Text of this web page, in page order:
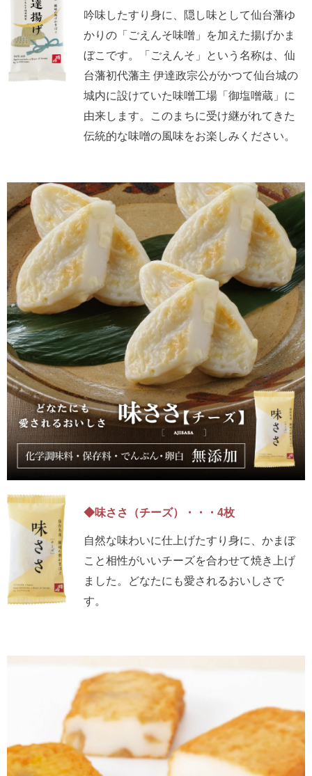
吟味したすり身に、隠し味として仙台藩ゆ
かりの「ごえんそ味噌」を加えた揚げかま
ぼこです。「ごえんそ」という名称は、仙
台藩初代藩主 伊達政宗公がかつて仙台城の
城内に設けていた味噌工場「御塩噌蔵」に
由来します。このまちに受け継がれてきた
伝統的な味噌の風味をお楽しみください。
◆味ささ（チーズ）・・・4枚
自然な味わいに仕上げたすり身に、かまぼ
こと相性がいいチーズを合わせて焼き上げ
ました。どなたにも愛されるおいしさで
す。